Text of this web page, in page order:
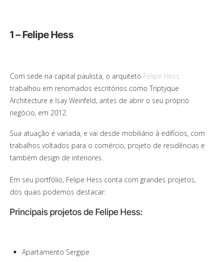
1 – Felipe Hess
Com sede na capital paulista, o arquiteto Felipe Hess
trabalhou em renomados escritórios como Triptyque
Architecture e Isay Weinfeld, antes de abrir o seu próprio
negócio, em 2012.
Sua atuação é variada, e vai desde mobiliário à edifícios, com
trabalhos voltados para o comércio, projeto de residências e
também design de interiores.
Em seu portfólio, Felipe Hess conta com grandes projetos,
dos quais podemos destacar:
Principais projetos de Felipe Hess:
Apartamento Sergipe